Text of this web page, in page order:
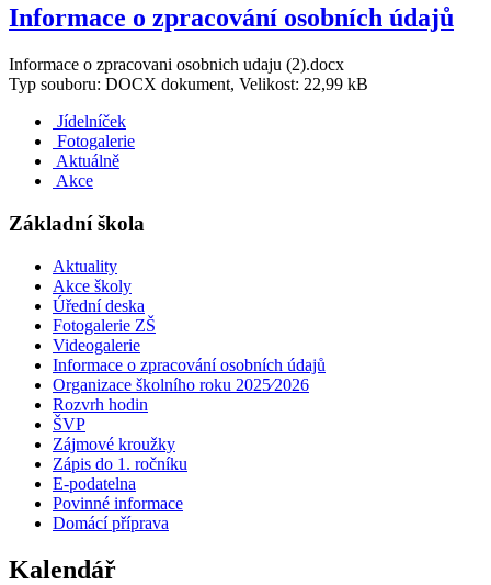
Informace o zpracování osobních údajů
Informace o zpracovani osobnich udaju (2).docx
Typ souboru: DOCX dokument, Velikost: 22,99 kB
Jídelníček
Fotogalerie
Aktuálně
Akce
Základní škola
Aktuality
Akce školy
Úřední deska
Fotogalerie ZŠ
Videogalerie
Informace o zpracování osobních údajů
Organizace školního roku 2025⁄2026
Rozvrh hodin
ŠVP
Zájmové kroužky
Zápis do 1. ročníku
E-podatelna
Povinné informace
Domácí příprava
Kalendář